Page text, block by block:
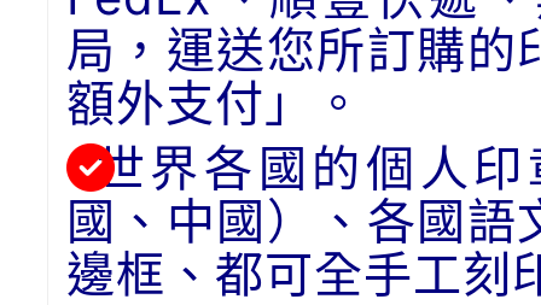
局，運送您所訂購的
額外支付」。
世界各國的個人
國、中國）、各國
邊框、都可全手工刻